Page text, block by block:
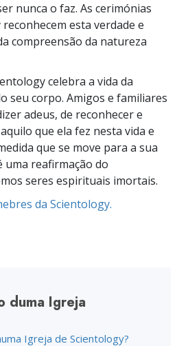
nunca o faz. As cerimónias
esta verdade e
compreensão da natureza
celebra a vida da
seu corpo. Amigos e familiares
adeus, de reconhecer e
que ela fez nesta vida e
que se move para a sua
uma reafirmação do
seres espirituais imortais.
da Scientology.
duma Igreja
Igreja de Scientology?